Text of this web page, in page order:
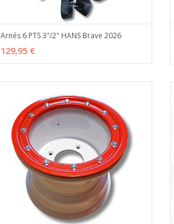
VER OPCIONES
Arnés 6 PTS 3"/2" HANS Brave 2026
129,95 €